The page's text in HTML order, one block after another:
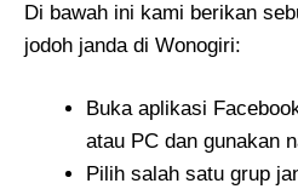
Di bawah ini kami berikan
jodoh janda di Wonogiri:
Buka aplikasi
atau PC dan gunakan
Pilih salah satu grup